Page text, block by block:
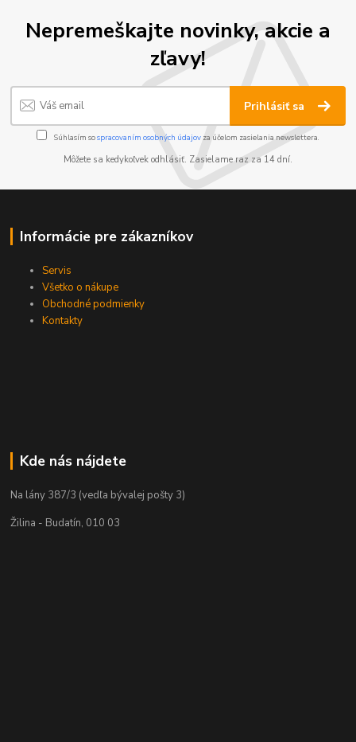
Nepremeškajte novinky, akcie a
zľavy!
Prihlásiť sa
Súhlasím sospracovaním osobných údajov za účelom zasielania newslettera.
Môžete sa kedykoľvek odhlásiť. Zasielame raz za 14 dní.
Informácie pre zákazníkov
Servis
Všetko o nákupe
Obchodné podmienky
Kontakty
Kde nás nájdete
Na lány 387/3 (vedľa bývalej pošty 3)
Žilina - Budatín, 010 03